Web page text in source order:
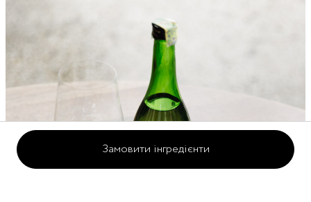
Замовити інгредієнти